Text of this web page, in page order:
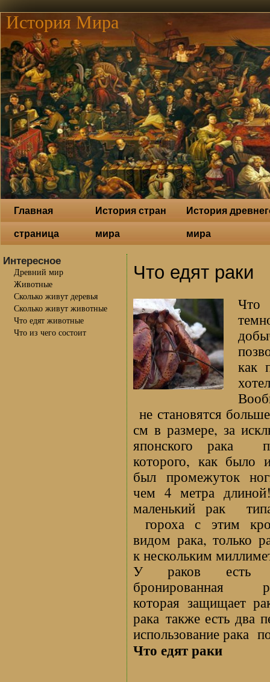
История Мира
Главная
страница
История стран
мира
История
мира
Интересное
Древний мир
Животные
Сколько живут деревья
Сколько живут животные
Что едят животные
Что из чего состоит
Что едят раки
Что
как
не становятся
см в размере, за
японского рака
которого, как было
был промежуток
чем 4 метра
маленький рак
гороха с этим
видом рака, только
к нескольким
У раков есть
бронированная
которая защищает
рака также есть два
использование рака
Что едят раки